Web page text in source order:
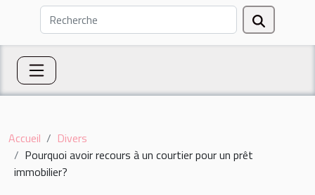
Accueil
Divers
Pourquoi avoir recours à un courtier pour un prêt
immobilier?